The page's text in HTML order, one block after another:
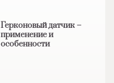
Герконовый датчик –
применение и
особенности